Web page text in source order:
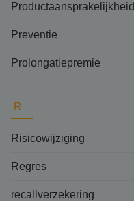
Productaansprakelijkheid
Preventie
Prolongatiepremie
R
Risicowijziging
Regres
recallverzekering